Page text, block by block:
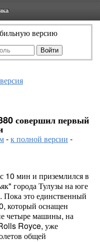
версию
совершил первый
-к полной версии -
10 мин и приземлился в
города Тулузы на юге
это единственный
который оснащен
четыре машины, на
Royce, уже
общей